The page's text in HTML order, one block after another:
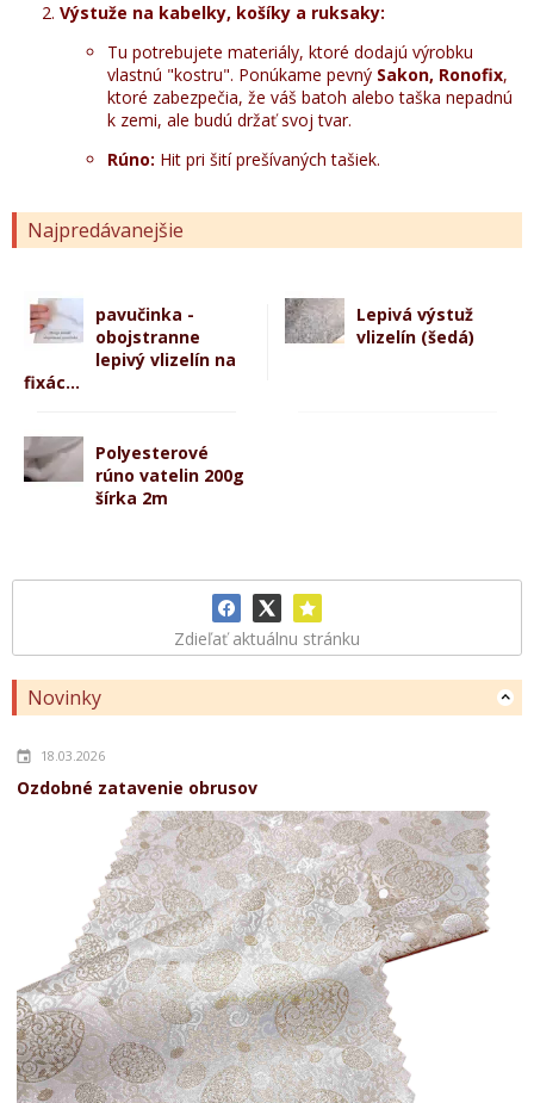
Najpredávanejšie
pavučinka -
obojstranne
lepivý vlizelín na
fixác...
Lepivá výstuž
vlizelín (šedá)
Polyesterové
rúno vatelin 200g
šírka 2m
Zdieľať aktuálnu stránku
Novinky
18.03.2026
Ozdobné zatavenie obrusov
Výstuže na kabelky, košíky a ruksaky:
Tu potrebujete materiály, ktoré dodajú výrobku
vlastnú "kostru". Ponúkame pevný Sakon, Ronofix,
ktoré zabezpečia, že váš batoh alebo taška nepadnú
k zemi, ale budú držať svoj tvar.
Rúno: Hit pri šití prešívaných tašiek.